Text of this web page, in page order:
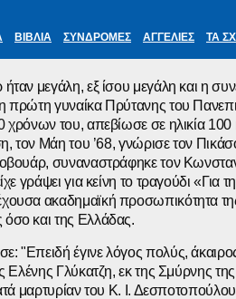
ΒΙΒΛΙΑ ΣΥΝΔΡΟΜΕΣ ΑΓΓΕΛΙΕΣ ΤΑ
μεγάλη, εξ ίσου μεγάλη και η
πρώτη γυναίκα Πρύτανης του
χρόνων του, απεβίωσε σε ηλικία 100
τον Μάη του ’68, γνώρισε τον
συναναστράφηκε τον
γράψει για κείνη το τραγούδι «Για
ακαδημαϊκή προσωπικότητα
και της Ελλάδας.
"Επειδή έγινε λόγος πολύς,
Ελένης Γλύκατζη, εκ της Σμύρνης
μαρτυρίαν του Κ. Ι.